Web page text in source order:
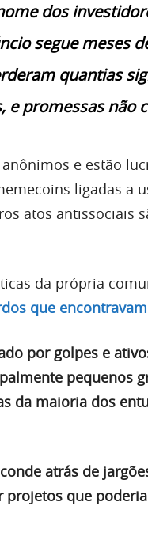
dos
segue meses
quantias
promessas não
e estão
ligadas a
atos antissociais
da própria
que
por golpes e
pequenos
da maioria dos
atrás de
projetos que